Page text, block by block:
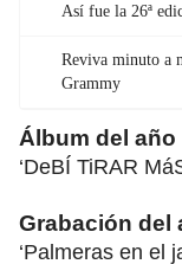
Así fue la 26ª
Reviva minuto a
Grammy
Álbum del año
‘DeBÍ TiRAR
Grabación del
‘Palmeras en el